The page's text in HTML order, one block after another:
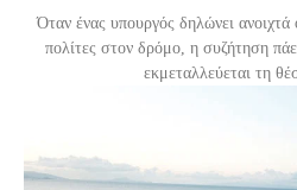
Όταν ένας υπουργός δηλώνει ανοιχτά
πολίτες στον δρόμο, η συζήτηση
εκμεταλλεύεται τη